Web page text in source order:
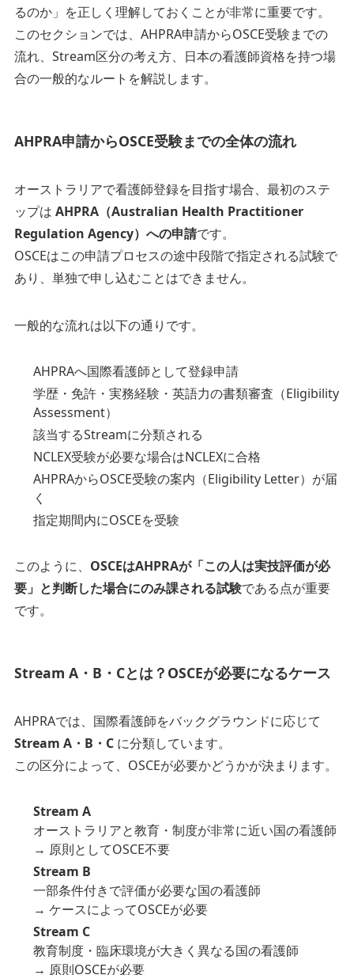
るのか」を正しく理解しておくことが非常に重要です。
このセクションでは、AHPRA申請からOSCE受験までの
流れ、Stream区分の考え方、日本の看護師資格を持つ場
合の一般的なルートを解説します。
AHPRA申請からOSCE受験までの全体の流れ
オーストラリアで看護師登録を目指す場合、最初のステ
ップは AHPRA（Australian Health Practitioner
Regulation Agency）への申請です。
OSCEはこの申請プロセスの途中段階で指定される試験で
あり、単独で申し込むことはできません。
一般的な流れは以下の通りです。
AHPRAへ国際看護師として登録申請
学歴・免許・実務経験・英語力の書類審査（Eligibility
Assessment）
該当するStreamに分類される
NCLEX受験が必要な場合はNCLEXに合格
AHPRAからOSCE受験の案内（Eligibility Letter）が届
く
指定期間内にOSCEを受験
このように、 OSCEはAHPRAが「この人は実技評価が必
要」と判断した場合にのみ課される試験である点が重要
です。
Stream A・B・Cとは？OSCEが必要になるケース
AHPRAでは、国際看護師をバックグラウンドに応じて
Stream A・B・Cに分類しています。
この区分によって、OSCEが必要かどうかが決まります。
Stream A
オーストラリアと教育・制度が非常に近い国の看護師
→ 原則としてOSCE不要
Stream B
一部条件付きで評価が必要な国の看護師
→ ケースによってOSCEが必要
Stream C
教育制度・臨床環境が大きく異なる国の看護師
→ 原則OSCEが必要